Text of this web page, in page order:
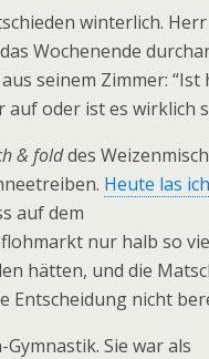
winterlich. Herr
Wochenende
seinem Zimmer: “Ist
auf oder ist es wirklich
& folddes
Heute las
auf dem
nur halb so
hätten, und die
Entscheidung nicht
Gymnastik. Sie war als